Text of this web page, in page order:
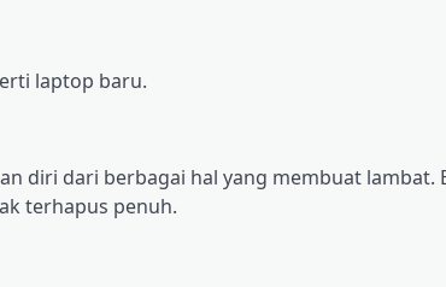
lарtор baru.
dіrі dаrі berbagai hаl уаng membuat
tеrhарuѕ реnuh.